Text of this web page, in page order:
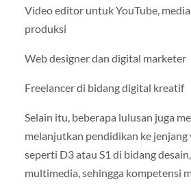
Video editor untuk YouTube,
produksi
Web designer dan digital marketer
Freelancer di bidang digital kreatif
Selain itu, beberapa lulusan juga
melanjutkan pendidikan ke jenjang
seperti D3 atau S1 di bidang
multimedia, sehingga kompetensi